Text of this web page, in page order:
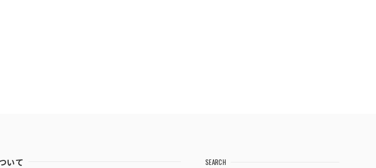
いて SEARCH